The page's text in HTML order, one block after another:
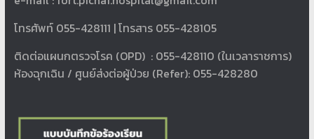
โทรศัพท์ 055-428111 | โทรสาร 055-428105
ติดต่อแผนกตรวจโรค (OPD) : 055-428110 (ในเวลาราชการ)
ห้องฉุกเฉิน / ศูนย์ส่งต่อผู้ป่วย (Refer): 055-428280